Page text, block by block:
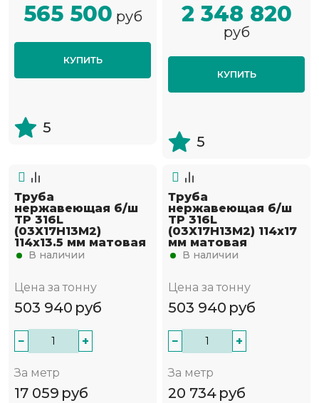
565 500 руб
КУПИТЬ
5
2 348 820
руб
КУПИТЬ
5
Труба
нержавеющая б/ш
TP 316L
(03Х17Н13М2)
114х13.5 мм матовая
В наличии
Цена за тонну
503 940 руб
− +
За метр
17 059 руб
Труба
нержавеющая б/ш
TP 316L
(03Х17Н13М2) 114х17
мм матовая
В наличии
Цена за тонну
503 940 руб
− +
За метр
20 734 руб